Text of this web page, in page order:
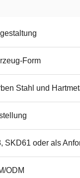
Form
Stahl und
SKD61 oder als
ODM